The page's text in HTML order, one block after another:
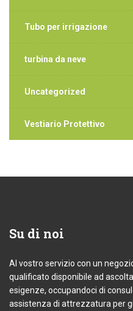
Tubo per irrigazione
turbina da neve
Uncategorized
Vestiario Protettivo
Su di noi
Al vostro servizio con un
qualificato disponibile ad
esigenze, occupandoci di
assistenza di attrezzatura per